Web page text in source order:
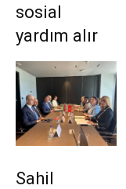
sosial
yardım alır
Sahil